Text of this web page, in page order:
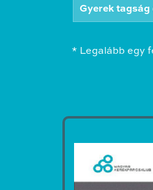
Gyerek tagság
* Legalább egy